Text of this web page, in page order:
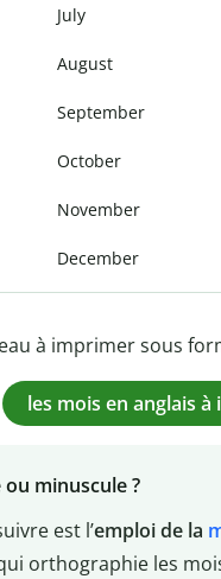
July
August
September
October
November
December
à imprimer sous
les mois en anglais
minuscule ?
est l’emploi de la
orthographie les